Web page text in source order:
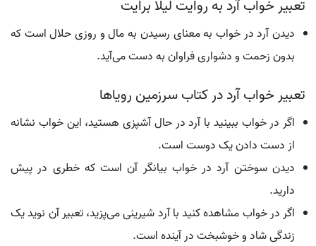
تعبیر خواب آرد به روایت لیلا برایت
دیدن آرد در خواب به معنای رسیدن به مال و روزی حلال است که
بدون زحمت و دشواری فراوان به دست می‌آید.
تعبیر خواب آرد در کتاب سرزمین رویاها
اگر در خواب ببینید با آرد در حال آشپزی هستید، این خواب نشانه
از دست دادن یک دوست است.
دیدن سوختن آرد در خواب بیانگر آن است که خطری در پیش
دارید.
اگر در خواب مشاهده کنید با آرد شیرینی می‌پزید، تعبیر آن نوید یک
زندگی شاد و خوشبخت در آینده است.